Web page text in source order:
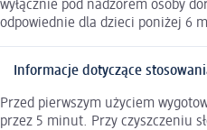
wyłącznie pod nadzorem osoby
odpowiednie dla dzieci poniżej 6
Informacje dotyczące
Przed pierwszym użyciem
przez 5 minut. Przy czyszczeniu